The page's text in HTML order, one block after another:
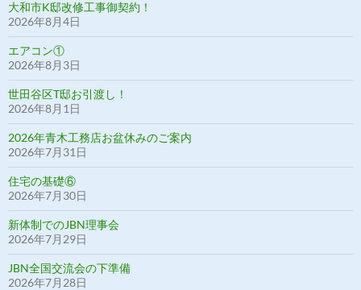
大和市K邸改修工事御契約！
2026年8月4日
エアコン①
2026年8月3日
世田谷区T邸お引渡し！
2026年8月1日
2026年青木工務店お盆休みのご案内
2026年7月31日
住宅の基礎⑥
2026年7月30日
新体制でのJBN理事会
2026年7月29日
JBN全国交流会の下準備
2026年7月28日